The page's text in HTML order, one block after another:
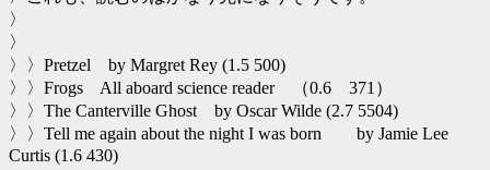
〉
〉
〉〉Pretzel by Margret Rey (1.5 500)
〉〉Frogs All aboard science reader （0.6 371）
〉〉The Canterville Ghost by Oscar Wilde (2.7 5504)
〉〉Tell me again about the night I was born by Jamie Lee
Curtis (1.6 430)